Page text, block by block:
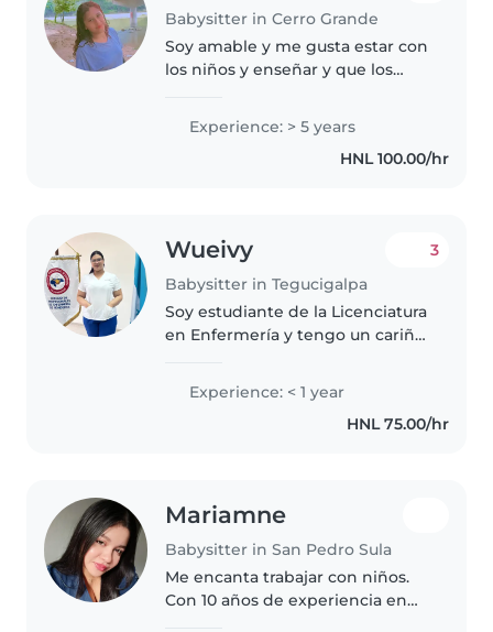
Babysitter in Cerro Grande
Soy amable y me gusta estar con
los niños y enseñar y que los
sean muy felices
Experience: > 5 years
HNL 100.00/hr
Wueivy
Babysitter in Tegucigalpa
3
Soy estudiante de la Licenciatura
en Enfermería y tengo un cariño
considero una persona paciente,
amable y responsable, a quien le
gusta cuidar, acompañar..
Experience: < 1 year
HNL 75.00/hr
Mariamne
Babysitter in San Pedro Sula
Me encanta trabajar con niños.
Con 10 años de experiencia en